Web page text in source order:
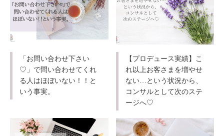
「お問い合わせ下さい
♡」で問い合わせてくれ
る人はほぼいない！！と
いう事実。
【プロデュース実績】こ
れ以上お客さまを増やせ
ない…という状況から、
コンサルとして次のステ
ージへ♡